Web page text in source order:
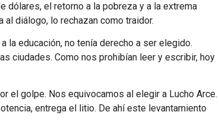
dólares, el retorno a la pobreza y a la extrema
diálogo, lo rechazan como traidor.
la educación, no tenía derecho a ser elegido.
ciudades. Como nos prohibían leer y escribir, hoy
el golpe. Nos equivocamos al elegir a Lucho Arce.
entrega el litio. De ahí este levantamiento